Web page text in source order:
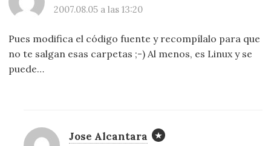
2007.08.05 a las 13:20
Pues modifica el código fuente y recompílalo para que
no te salgan esas carpetas ;-) Al menos, es Linux y se
puede…
Jose Alcantara